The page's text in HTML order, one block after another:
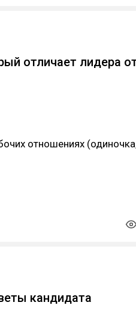
отличает лидера
отношениях
кандидата